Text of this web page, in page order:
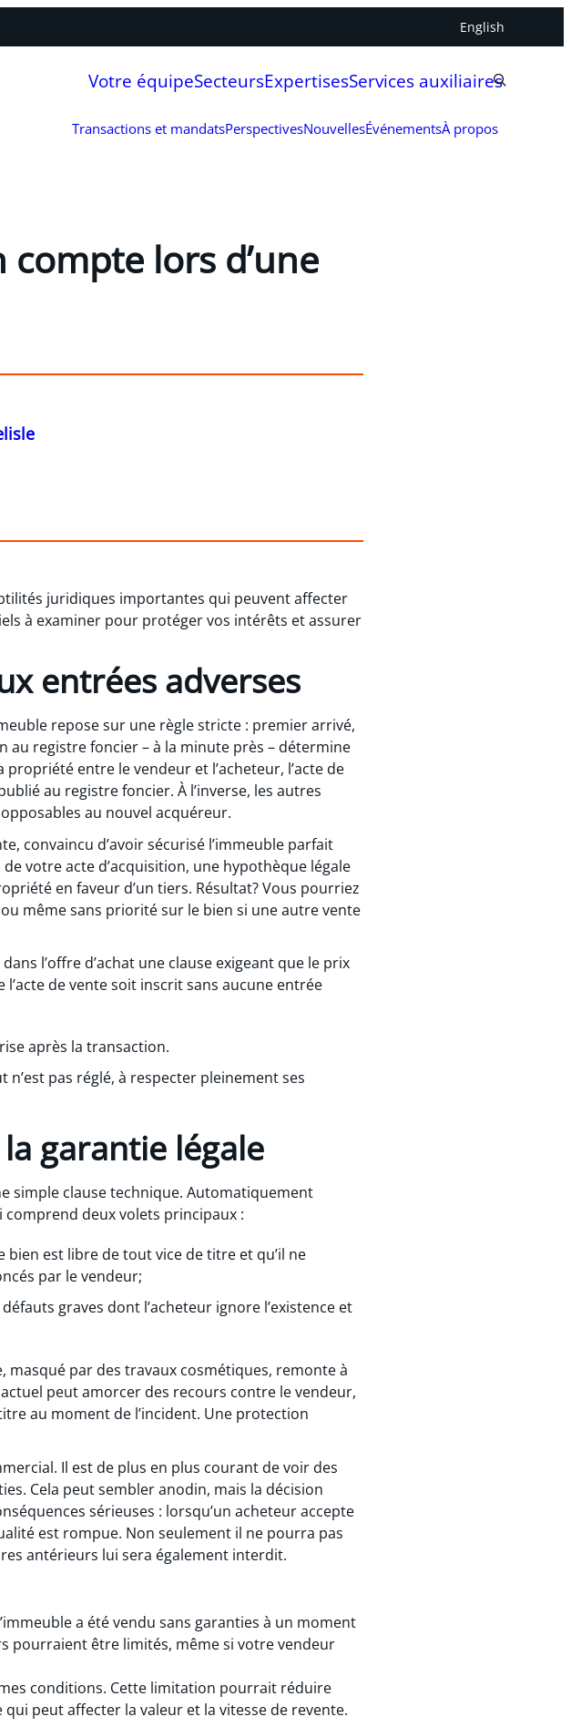
English
Votre équipeSecteursExpertisesServices auxiliaires
Transactions et mandatsPerspectivesNouvellesÉvénementsÀ propos
lors d’une
juridiques importantes qui peuvent affecter
à examiner pour protéger vos intérêts et assurer
entrées adverses
repose sur une règle stricte : premier arrivé,
au registre foncier – à la minute près – détermine
entre le vendeur et l’acheteur, l’acte de
au registre foncier. À l’inverse, les autres
au nouvel acquéreur.
convaincu d’avoir sécurisé l’immeuble parfait
votre acte d’acquisition, une hypothèque légale
en faveur d’un tiers. Résultat? Vous pourriez
même sans priorité sur le bien si une autre vente
l’offre d’achat une clause exigeant que le prix
de vente soit inscrit sans aucune entrée
après la transaction.
pas réglé, à respecter pleinement ses
garantie légale
simple clause technique. Automatiquement
deux volets principaux :
est libre de tout vice de titre et qu’il ne
par le vendeur;
graves dont l’acheteur ignore l’existence et
masqué par des travaux cosmétiques, remonte à
peut amorcer des recours contre le vendeur,
au moment de l’incident. Une protection
Il est de plus en plus courant de voir des
Cela peut sembler anodin, mais la décision
sérieuses : lorsqu’un acheteur accepte
est rompue. Non seulement il ne pourra pas
antérieurs lui sera également interdit.
a été vendu sans garanties à un moment
pourraient être limités, même si votre vendeur
conditions. Cette limitation pourrait réduire
peut affecter la valeur et la vitesse de revente.